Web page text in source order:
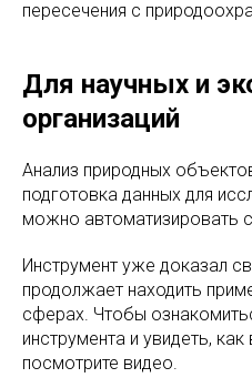
пересечения с
Для научных и
организаций
Анализ природных
подготовка данных для
можно автоматизировать
Инструмент уже доказал
продолжает находить
сферах. Чтобы
инструмента и увидеть, как
посмотрите видео.